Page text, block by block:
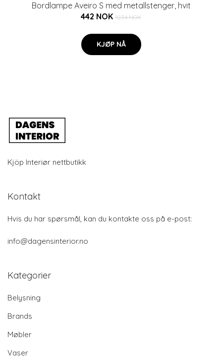
Bordlampe Aveiro S med metallstenger, hvit
442 NOK 1034 NOK
KJØP NÅ
Kjöp Interiør nettbutikk
Kontakt
Hvis du har spørsmål, kan du kontakte oss på e-post:
info@dagensinterior.no
Kategorier
Belysning
Brands
Møbler
Vaser